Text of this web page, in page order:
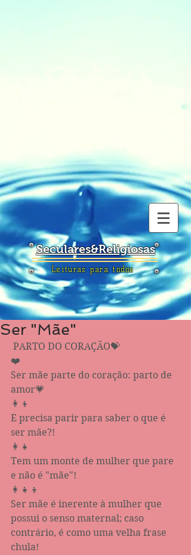
Seculares&Religiosas
Leituras para todos
Ser "Mãe"
PARTO DO CORAÇÃO💝
❤️
Ser mãe parte do coração: parto de
amor💗
👩‍👦
E precisa parir para saber o que é
ser mãe?!
👩‍👧
Tem um monte de mulher que pare
e não é "mãe"!
👩‍👧‍👦
Ser mãe é inerente à mulher que
possui o senso maternal; caso
contrário, é como uma velha frase
chula!